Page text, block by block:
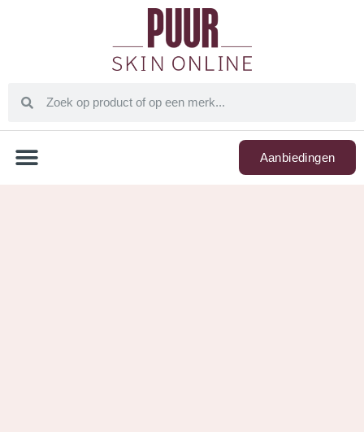
Aanbiedingen